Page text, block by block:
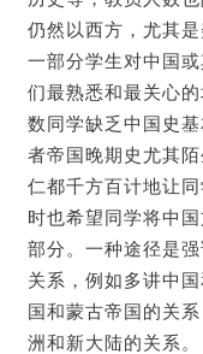
仍然以西方，尤其
一部分学生对中国
们最熟悉和最关心
数同学缺乏中国史
者帝国晚期史尤其
仁都千方百计地让
时也希望同学将中
部分。一种途径是
关系，例如多讲中
国和蒙古帝国的关
洲和新大陆的关系。